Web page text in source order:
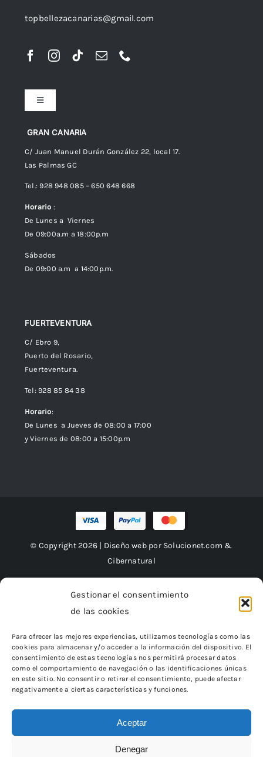
Gestionar el consentimiento
de las cookies
Para ofrecer las mejores experiencias, utilizamos tecnologías como las
cookies para almacenar y/o acceder a la información del dispositivo. El
consentimiento de estas tecnologías nos permitirá procesar datos
como el comportamiento de navegación o las identificaciones únicas
en este sitio. No consentir o retirar el consentimiento, puede afectar
negativamente a ciertas características y funciones.
Aceptar
Denegar
topbellezacanarias@gmail.com
GRAN CANARIA
C/ Juan Manuel Durán González 22, local 17.
Las Palmas GC
Tel.: 928 948 085 – 650 648 668
Horario :
De Lunes a Viernes
De 09:00a.m a 18:00p.m
Sábados
De 09:00 a.m a 14:00p.m.
FUERTEVENTURA
C/ Ebro 9,
Puerto del Rosario,
Fuerteventura.
Tel: 928 85 84 38
Horario:
De Lunes a Jueves de 08:00 a 17:00
y Viernes de 08:00 a 15:00p.m
Toggle
Navigation
Preguntas frecuentes
Envíos
Política de Privacidad
© Copyright 2026 | Diseño web por Solucionet.com &
Cibernatural
«Financiado por la Unión Europea – NextGenerationEU.